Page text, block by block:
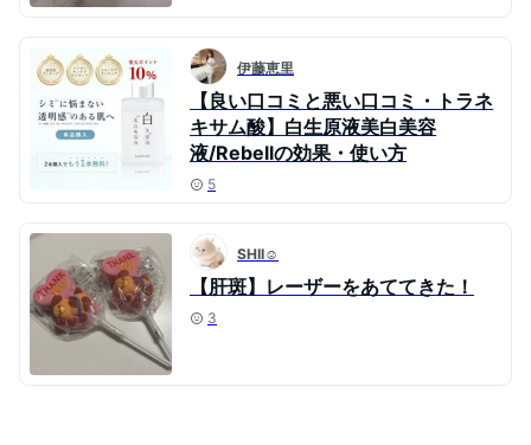
伊藤恵里
【良い口コミと悪い口コミ・トラネ
キサム酸】白生原液美白美容
液/Rebellの効果・使い方
5
SHII☺︎
【肝斑】レーザーをあててきた！
3